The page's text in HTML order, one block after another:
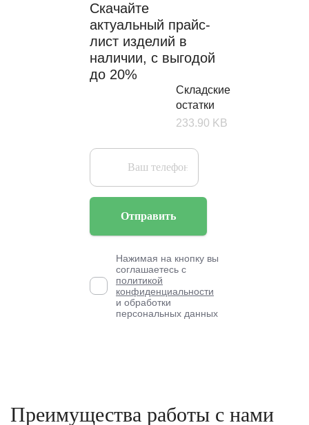
Скачайте
актуальный прайс-
лист изделий в
наличии, с выгодой
до 20%
Складские
остатки
233.90 KB
Отправить
Нажимая на кнопку вы
соглашаетесь с
политикой
конфиденциальности
и обработки
персональных данных
Преимущества работы с нами